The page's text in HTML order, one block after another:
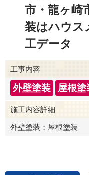
市・龍ヶ崎
装はハウ
工データ
工事内容
外壁塗装 屋根塗
施工内容詳細
外壁塗装：屋根塗装